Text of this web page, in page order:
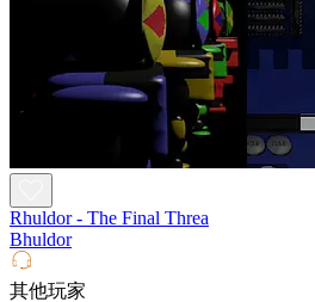
Rhuldor - The Final Threa
Bhuldor
其他玩家